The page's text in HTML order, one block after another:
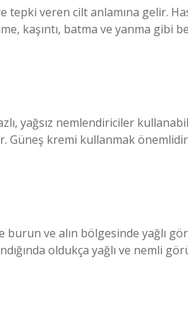
tepki veren cilt anlamına gelir.
kaşıntı, batma ve yanma gibi
yağsız nemlendiriciler
kremi kullanmak
ve alın bölgesinde yağlı
oldukça yağlı ve nemli